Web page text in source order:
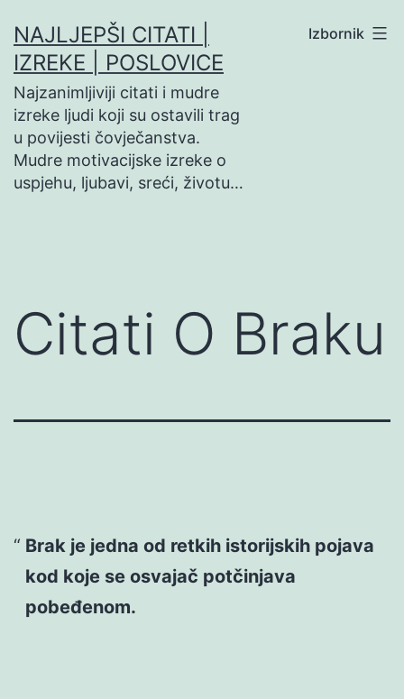
na
sadržaj
NAJLJEPŠI CITATI |
IZREKE | POSLOVICE
Najzanimljiviji citati i mudre
izreke ljudi koji su ostavili trag
u povijesti čovječanstva.
Mudre motivacijske izreke o
uspjehu, ljubavi, sreći, životu…
Izbornik
Citati O Braku
Brak je jedna od retkih istorijskih pojava
kod koje se osvajač potčinjava
pobeđenom.